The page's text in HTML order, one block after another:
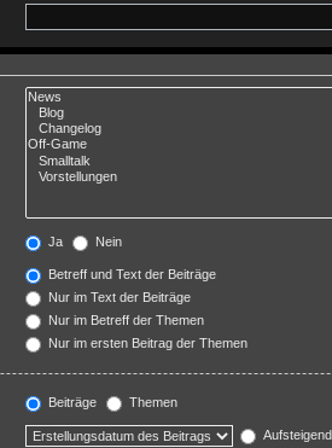
Ja Nein
Betreff und Text der Beiträge
Nur im Text der Beiträge
Nur im Betreff der Themen
Nur im ersten Beitrag der Themen
Beiträge Themen
Aufsteigend